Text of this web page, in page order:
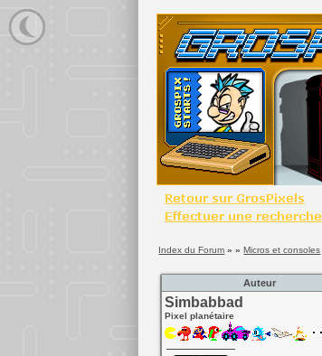
Index du Forum » »Micros et consoles
Auteur
Simbabbad
Pixel planétaire